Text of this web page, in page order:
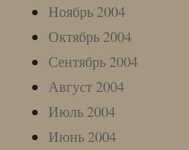
Ноябрь 2004
Октябрь 2004
Сентябрь 2004
Август 2004
Июль 2004
Июнь 2004